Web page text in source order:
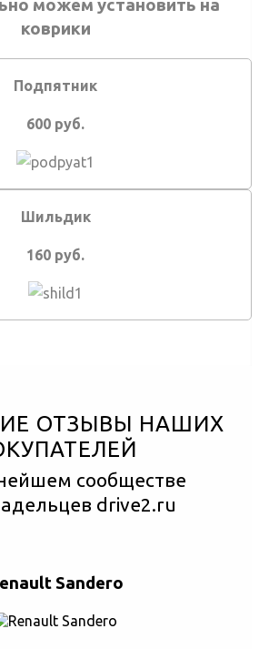
можем установить на
коврики
Подпятник
600 руб.
Шильдик
160 руб.
ОТЗЫВЫ НАШИХ
сообществе
drive2.ru
Sandero